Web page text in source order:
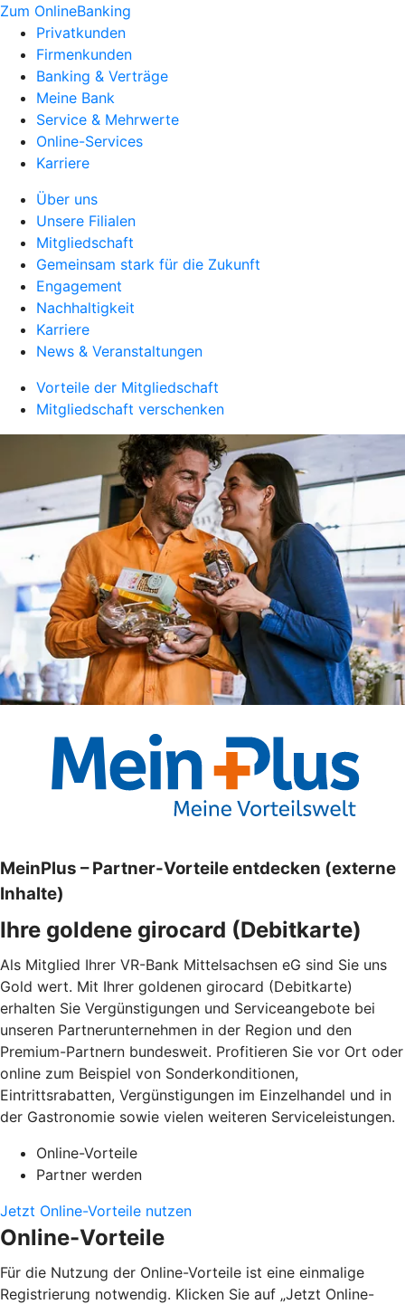
Zum OnlineBanking
Privatkunden
Firmenkunden
Banking & Verträge
Meine Bank
Service & Mehrwerte
Online-Services
Karriere
Über uns
Unsere Filialen
Mitgliedschaft
Gemeinsam stark für die Zukunft
Engagement
Nachhaltigkeit
Karriere
News & Veranstaltungen
Vorteile der Mitgliedschaft
Mitgliedschaft verschenken
MeinPlus – Partner-Vorteile entdecken (externe
Inhalte)
Ihre goldene girocard (Debitkarte)
Als Mitglied Ihrer VR-Bank Mittelsachsen eG sind Sie uns
Gold wert. Mit Ihrer goldenen girocard (Debitkarte)
erhalten Sie Vergünstigungen und Serviceangebote bei
unseren Partnerunternehmen in der Region und den
Premium-Partnern bundesweit. Profitieren Sie vor Ort oder
online zum Beispiel von Sonderkonditionen,
Eintrittsrabatten, Vergünstigungen im Einzelhandel und in
der Gastronomie sowie vielen weiteren Serviceleistungen.
Online-Vorteile
Partner werden
Jetzt Online-Vorteile nutzen
Online-Vorteile
Für die Nutzung der Online-Vorteile ist eine einmalige
Registrierung notwendig. Klicken Sie auf „Jetzt Online-